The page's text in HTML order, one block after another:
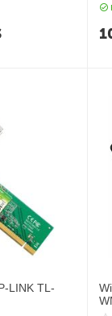
LINK TL-